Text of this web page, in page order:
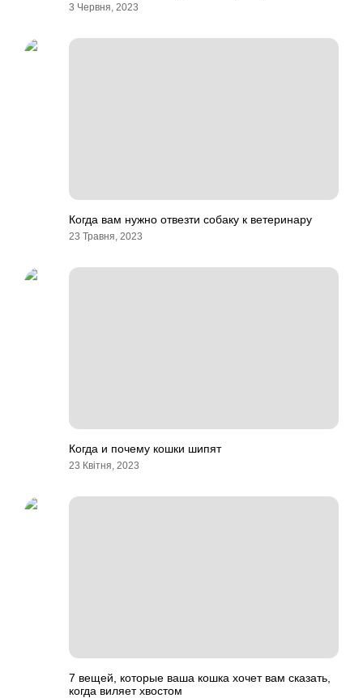
3 Червня, 2023
Когда вам нужно отвезти собаку к ветеринару
23 Травня, 2023
Когда и почему кошки шипят
23 Квітня, 2023
7 вещей, которые ваша кошка хочет вам сказать,
когда виляет хвостом